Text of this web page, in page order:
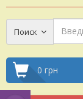
Поиск
0 грн